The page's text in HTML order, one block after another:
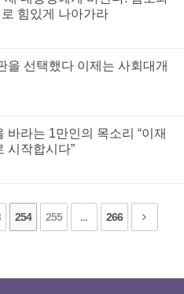
힘있게 나아가라
을 선택했다 이제는 사회대개
바라는 1만인의 목소리 “이재
시작합시다”
254 255 ... 266